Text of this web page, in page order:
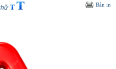
Bản in